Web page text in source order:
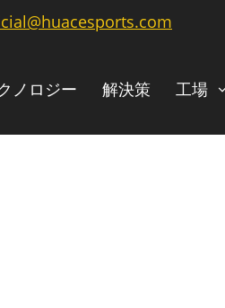
ノロジー 解決策 工場